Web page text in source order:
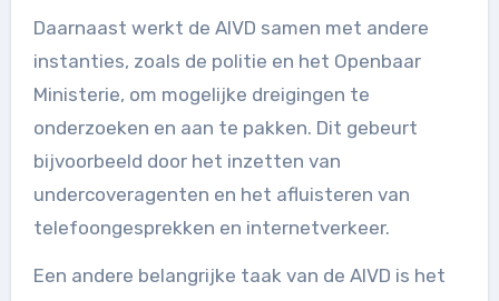
Daarnaast werkt de AIVD samen met andere
instanties, zoals de politie en het Openbaar
Ministerie, om mogelijke dreigingen te
onderzoeken en aan te pakken. Dit gebeurt
bijvoorbeeld door het inzetten van
undercoveragenten en het afluisteren van
telefoongesprekken en internetverkeer.
Een andere belangrijke taak van de AIVD is het